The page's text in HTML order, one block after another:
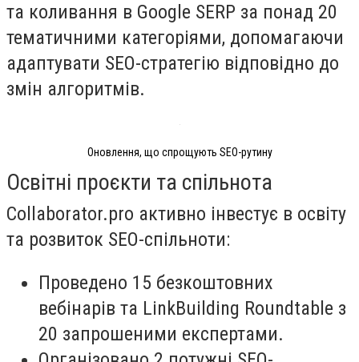
та коливання в Google SERP за понад 20
тематичними категоріями, допомагаючи
адаптувати SEO-стратегію відповідно до
змін алгоритмів.
Оновлення, що спрощують SEO-рутину
Освітні проєкти та спільнота
Collaborator.pro активно інвестує в освіту
та розвиток SEO-спільноти:
Проведено 15 безкоштовних
вебінарів та LinkBuilding Roundtable з
20 запрошеними експертами.